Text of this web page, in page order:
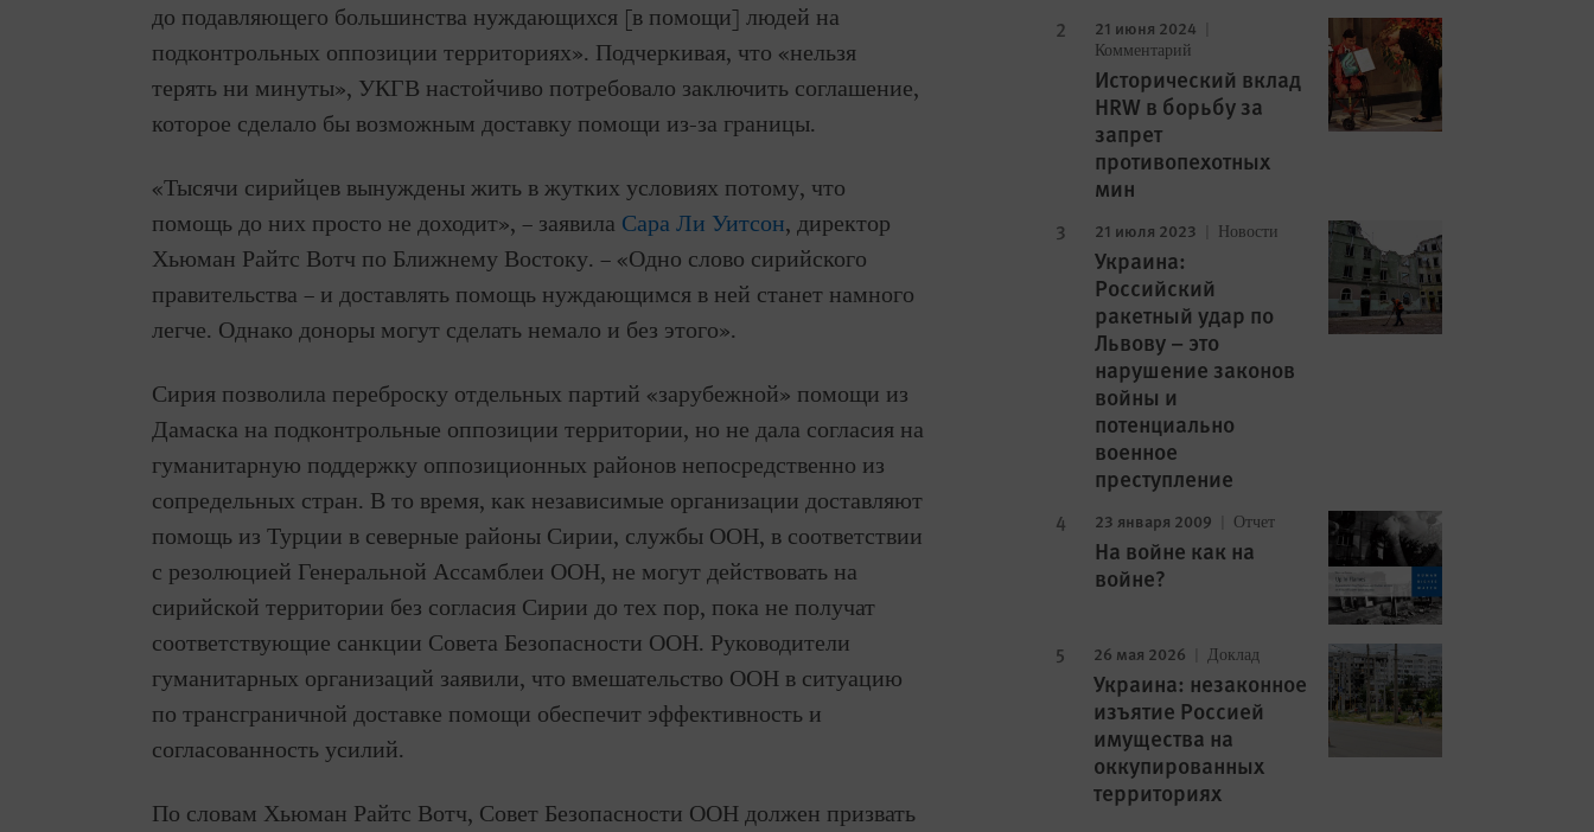
до подавляющего большинства нуждающихся [в помощи] людей на
подконтрольных оппозиции территориях». Подчеркивая, что «нельзя
терять ни минуты», УКГВ настойчиво потребовало заключить соглашение,
которое сделало бы возможным доставку помощи из-за границы.
«Тысячи сирийцев вынуждены жить в жутких условиях потому, что
помощь до них просто не доходит», – заявила Сара Ли Уитсон, директор
Хьюман Райтс Вотч по Ближнему Востоку. – «Одно слово сирийского
правительства – и доставлять помощь нуждающимся в ней станет намного
легче. Однако доноры могут сделать немало и без этого».
Сирия позволила переброску отдельных партий «зарубежной» помощи из
Дамаска на подконтрольные оппозиции территории, но не дала согласия на
гуманитарную поддержку оппозиционных районов непосредственно из
сопредельных стран. В то время, как независимые организации доставляют
помощь из Турции в северные районы Сирии, службы ООН, в соответствии
с резолюцией Генеральной Ассамблеи ООН, не могут действовать на
сирийской территории без согласия Сирии до тех пор, пока не получат
соответствующие санкции Совета Безопасности ООН. Руководители
гуманитарных организаций заявили, что вмешательство ООН в ситуацию
по трансграничной доставке помощи обеспечит эффективность и
согласованность усилий.
По словам Хьюман Райтс Вотч, Совет Безопасности ООН должен призвать
21 июня 2024
Комментарий
Исторический вклад
HRW в борьбу за
запрет
противопехотных
мин
21 июля 2023 Новости
Украина:
Российский
ракетный удар по
Львову – это
нарушение законов
войны и
потенциально
военное
преступление
23 января 2009 Отчет
На войне как на
войне?
26 мая 2026 Доклад
Украина: незаконное
изъятие Россией
имущества на
оккупированных
территориях